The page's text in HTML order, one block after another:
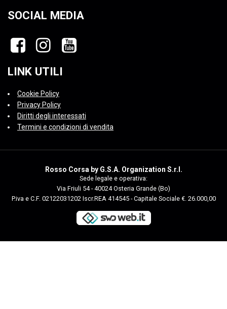
SOCIAL MEDIA
LINK UTILI
Cookie Policy
Privacy Policy
Diritti degli interessati
Termini e condizioni di vendita
Rosso Corsa by G.S.A. Organization S.r.l.
Sede legale e operativa:
Via Friuli 54 - 40024 Osteria Grande (Bo)
P.iva e C.F. 02122031202 Iscr.REA 414545 - Capitale Sociale €. 26.000,00